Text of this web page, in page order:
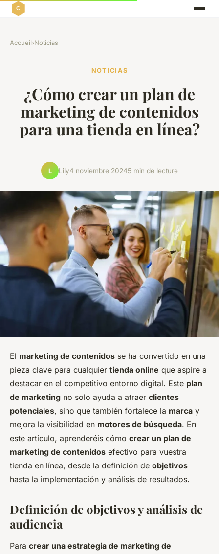
Accueil›Noticias
NOTICIAS
¿Cómo crear un plan de
marketing de contenidos
para una tienda en línea?
L Lily4 noviembre 20245 min de lecture
El marketing de contenidos se ha convertido en una
pieza clave para cualquier tienda online que aspire a
destacar en el competitivo entorno digital. Este plan
de marketing no solo ayuda a atraer clientes
potenciales, sino que también fortalece la marca y
mejora la visibilidad en motores de búsqueda. En
este artículo, aprenderéis cómo crear un plan de
marketing de contenidos efectivo para vuestra
tienda en línea, desde la definición de objetivos
hasta la implementación y análisis de resultados.
Definición de objetivos y análisis de
audiencia
Para crear una estrategia de marketing de